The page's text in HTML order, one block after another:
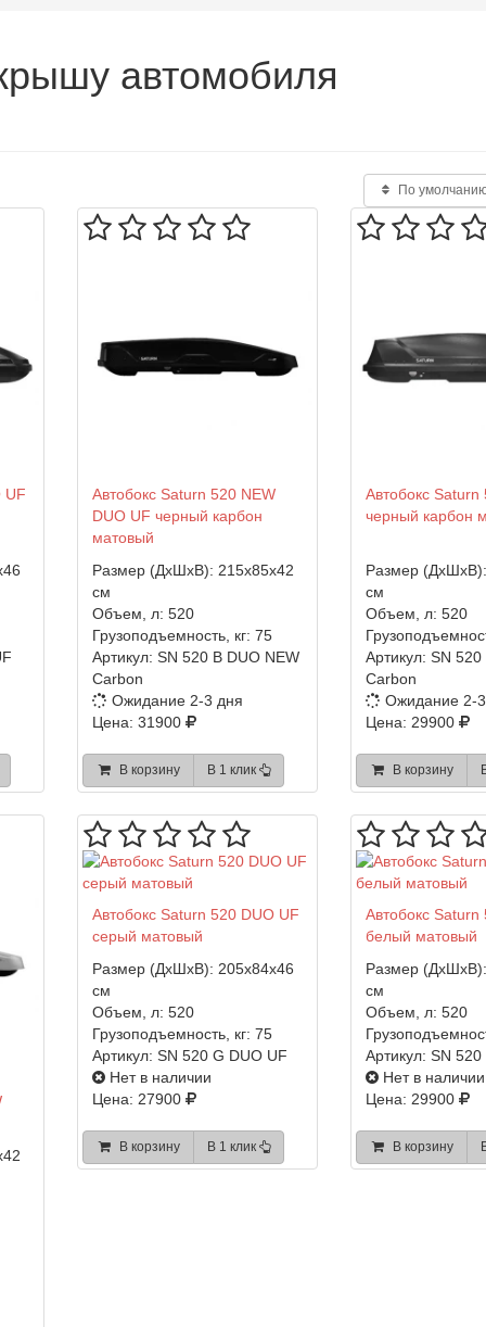
автомобиля
По
UF
Автобокс Saturn 520 NEW
DUO UF черный карбон
матовый
Размер (ДхШхВ): 215x85x42
см
Объем, л: 520
Грузоподъемность, кг: 75
Артикул: SN 520 B DUO NEW
Carbon
Ожидание 2-3 дня
Цена: 31900
В корзину В 1 клик
Автобокс
черный карбон
Размер (ДхШхВ):
см
Объем, л: 520
Артикул: SN 520
Carbon
Ожидание 2-
Цена: 29900
В корзину
Автобокс Saturn 520 DUO UF
серый матовый
Размер (ДхШхВ): 205x84x46
см
Объем, л: 520
Грузоподъемность, кг: 75
Артикул: SN 520 G DUO UF
Нет в наличии
Цена: 27900
В корзину В 1 клик
Автобокс
белый матовый
Размер (ДхШхВ):
см
Объем, л: 520
Артикул: SN 520
Нет в наличии
Цена: 29900
В корзину